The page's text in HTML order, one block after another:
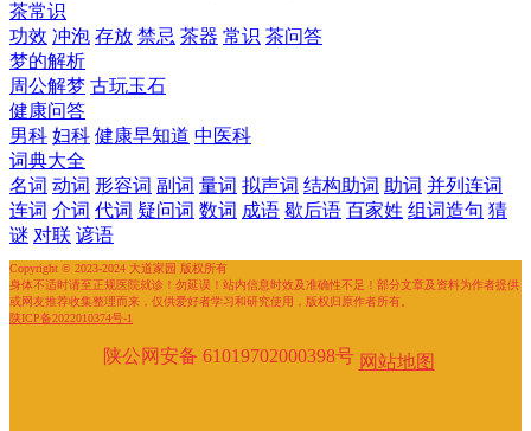
茶常识
功效 冲泡 存放 禁忌 茶器 常识 茶问答
梦的解析
周公解梦 古玩玉石
健康问答
男科 妇科 健康早知道 中医科
词典大全
名词 动词 形容词 副词 量词 拟声词 结构助词 助词 并列连词
连词 介词 代词 疑问词 数词 成语 歇后语 百家姓 组词造句 猜
谜 对联 谚语
Copyright © 2023-2024 大道家园 版权所有
身体不适时请至正规医院就诊！勿延误！站内信息时效及准确性不足！部分文章及资料为作者提供
或网友推荐收集整理而来，仅供爱好者学习和研究使用，版权归原作者所有。
陕ICP备2022010374号-1
陕公网安备 61019702000398号 网站地图